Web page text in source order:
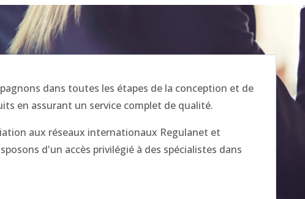
dans toutes les étapes de la conception et de
en assurant un service complet de qualité.
aux réseaux internationaux Regulanet et
d'un accès privilégié à des spécialistes dans